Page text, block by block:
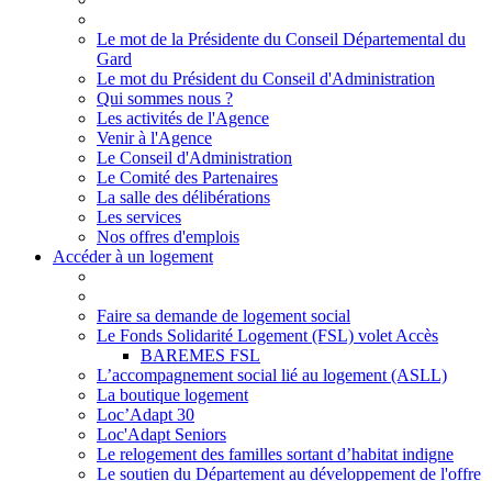
Le mot de la Présidente du Conseil Départemental du
Gard
Le mot du Président du Conseil d'Administration
Qui sommes nous ?
Les activités de l'Agence
Venir à l'Agence
Le Conseil d'Administration
Le Comité des Partenaires
La salle des délibérations
Les services
Nos offres d'emplois
Accéder à un logement
Faire sa demande de logement social
Le Fonds Solidarité Logement (FSL) volet Accès
BAREMES FSL
L’accompagnement social lié au logement (ASLL)
La boutique logement
Loc’Adapt 30
Loc'Adapt Seniors
Le relogement des familles sortant d’habitat indigne
Le soutien du Département au développement de l'offre